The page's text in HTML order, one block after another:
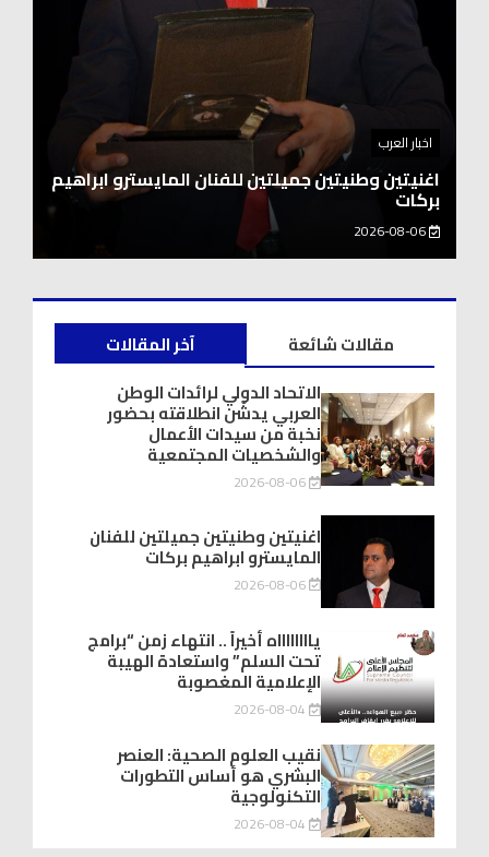
اخبار العرب
اغنيتين وطنيتين جميلتين للفنان المايسترو ابراهيم
بركات
2026-08-06
آخر المقالات
مقالات شائعة
الاتحاد الدولي لرائدات الوطن
العربي يدشّن انطلاقته بحضور
نخبة من سيدات الأعمال
والشخصيات المجتمعية
2026-08-06
اغنيتين وطنيتين جميلتين للفنان
المايسترو ابراهيم بركات
2026-08-06
يااااااااه أخيراً .. انتهاء زمن “برامج
تحت السلم” واستعادة الهيبة
الإعلامية المغصوبة
2026-08-04
نقيب العلوم الصحية: العنصر
البشري هو أساس التطورات
التكنولوجية
2026-08-04